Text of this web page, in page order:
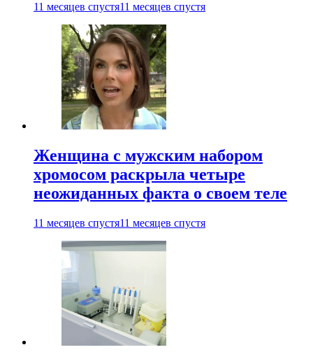
11 месяцев спустя11 месяцев спустя
Женщина с мужским набором
хромосом раскрыла четыре
неожиданных факта о своем теле
11 месяцев спустя11 месяцев спустя